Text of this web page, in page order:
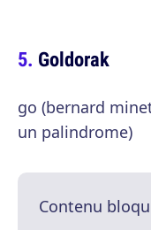
Goldorak
go (bernard
un palindrome)
Contenu